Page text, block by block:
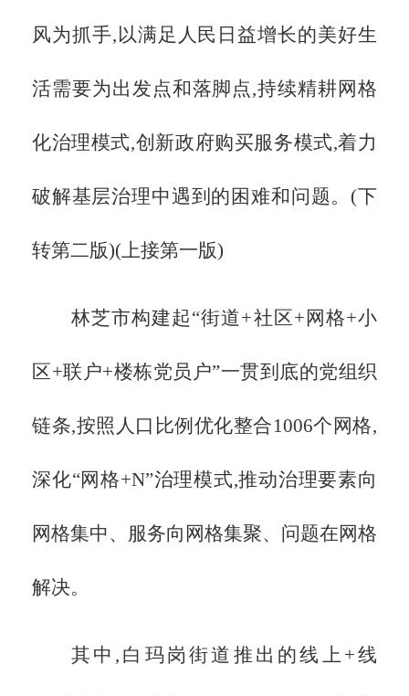
风为抓手,以满足人民日益增长的美好生
活需要为出发点和落脚点,持续精耕网格
化治理模式,创新政府购买服务模式,着力
破解基层治理中遇到的困难和问题。(下
转第二版)(上接第一版)
林芝市构建起“街道+社区+网格+小
区+联户+楼栋党员户”一贯到底的党组织
链条,按照人口比例优化整合1006个网格,
深化“网格+N”治理模式,推动治理要素向
网格集中、服务向网格集聚、问题在网格
解决。
其中,白玛岗街道推出的线上 +线